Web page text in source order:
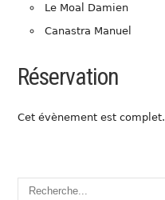
Le Moal Damien
Canastra Manuel
Réservation
Cet évènement est complet.